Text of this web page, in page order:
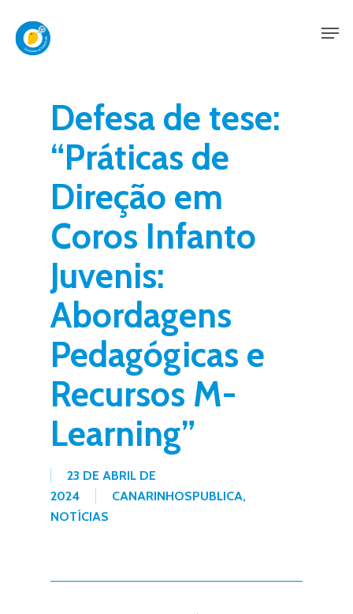
main
Defesa de tese:
“Práticas de
Direção em
Coros Infanto
Juvenis:
Abordagens
Pedagógicas e
Recursos M-
Learning”
23 DE ABRIL DE
2024
CANARINHOSPUBLICA,
NOTÍCIAS